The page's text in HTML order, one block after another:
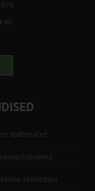
teabesalve
tööriistani